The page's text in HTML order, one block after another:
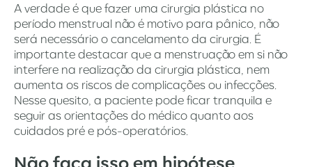
A verdade é que fazer uma cirurgia plástica no
período menstrual não é motivo para pânico, não
será necessário o cancelamento da cirurgia. É
importante destacar que a menstruação em si não
interfere na realização da cirurgia plástica, nem
aumenta os riscos de complicações ou infecções.
Nesse quesito, a paciente pode ficar tranquila e
seguir as orientações do médico quanto aos
cuidados pré e pós-operatórios.
Não faça isso em hipótese